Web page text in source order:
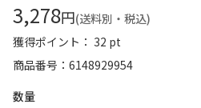
3,278円(送料別・税込)
獲得ポイント： 32 pt
商品番号
6148929954
数量